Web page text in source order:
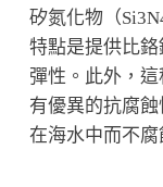
矽氮化物（
特點是提供比
彈性。此外，
有優異的抗腐
在海水中而不腐